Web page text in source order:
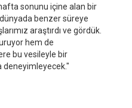
sonunu içine alan bir
benzer süreye
araştırdı ve gördük.
hem de
bu vesileyle bir
deneyimleyecek."